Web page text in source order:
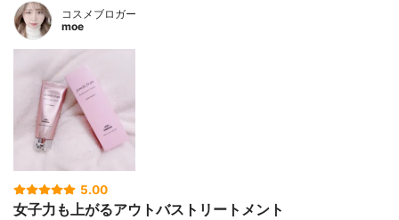
コスメブロガー
moe
5.00
女子力も上がるアウトバストリートメント